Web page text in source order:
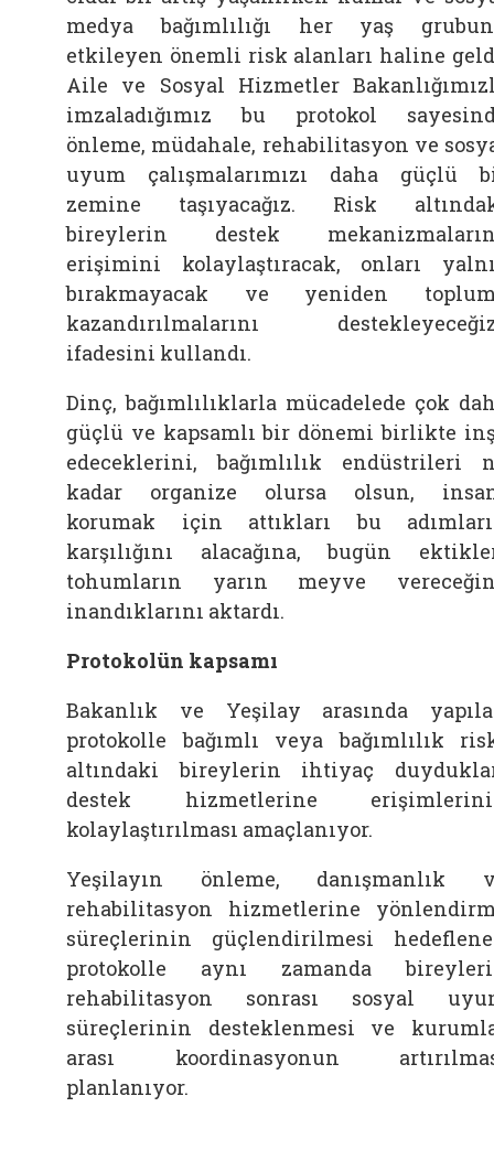
medya bağımlılığı her yaş
etkileyen önemli risk alanları haline
Aile ve Sosyal Hizmetler
imzaladığımız bu protokol
önleme, müdahale, rehabilitasyon ve
uyum çalışmalarımızı daha güçlü
zemine taşıyacağız. Risk
bireylerin destek
erişimini kolaylaştıracak, onları
bırakmayacak ve yeniden
kazandırılmalarını
ifadesini kullandı.
Dinç, bağımlılıklarla mücadelede çok
güçlü ve kapsamlı bir dönemi birlikte
edeceklerini, bağımlılık endüstrileri
kadar organize olursa olsun,
korumak için attıkları bu
karşılığını alacağına, bugün
tohumların yarın meyve
inandıklarını aktardı.
Protokolün kapsamı
Bakanlık ve Yeşilay arasında
protokolle bağımlı veya bağımlılık
altındaki bireylerin ihtiyaç
destek hizmetlerine
kolaylaştırılması amaçlanıyor.
Yeşilayın önleme, danışmanlık
rehabilitasyon hizmetlerine
süreçlerinin güçlendirilmesi
protokolle aynı zamanda
rehabilitasyon sonrası sosyal
süreçlerinin desteklenmesi ve
arası koordinasyonun
planlanıyor.